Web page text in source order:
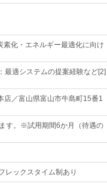
素化・エネルギー最適化に向け
適システムの提案経験など[2]
店／富山県富山市牛島町15番1
す。※試用期間6か月（待遇の
ックスタイム制あり